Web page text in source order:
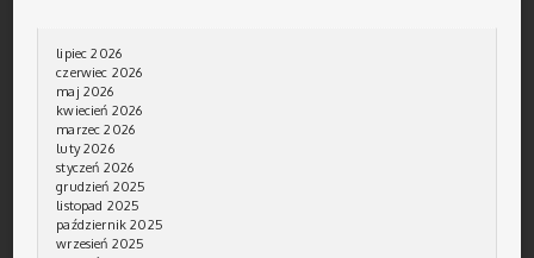
lipiec 2026
czerwiec 2026
maj 2026
kwiecień 2026
marzec 2026
luty 2026
styczeń 2026
grudzień 2025
listopad 2025
październik 2025
wrzesień 2025